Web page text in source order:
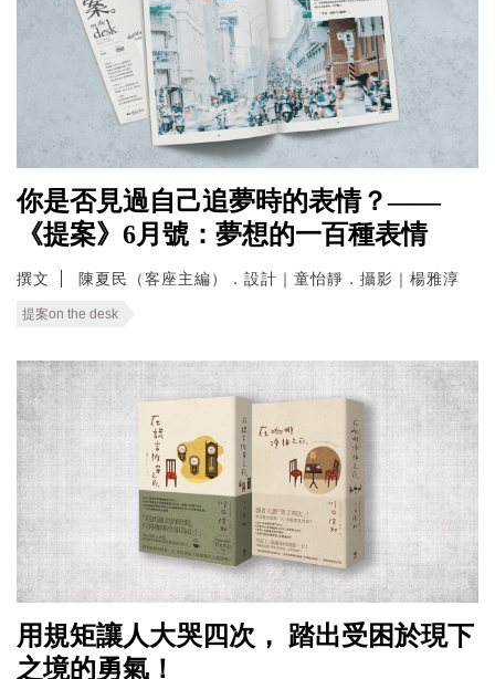
你是否見過自己追夢時的表情？——
《提案》6月號：夢想的一百種表情
撰文 陳夏民（客座主編）．設計｜童怡靜．攝影｜楊雅淳
提案on the desk
用規矩讓人大哭四次， 踏出受困於現下
之境的勇氣！